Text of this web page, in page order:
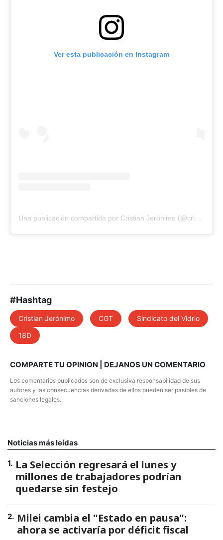
Ver esta publicación en Instagram
Una publicación compartida por Cristian Jerónimo (@cristianjeronimook)
#Hashtag
Cristian Jerónimo CGT
Sindicato del Vidrio
18D
COMPARTE TU OPINION | DEJANOS UN COMENTARIO
Los comentarios publicados son de exclusiva responsabilidad de sus
autores y las consecuencias derivadas de ellos pueden ser pasibles de
sanciones legales.
Noticias más leídas
1. La Selección regresará el lunes y
millones de trabajadores podrían
quedarse sin festejo
2. Milei cambia el "Estado en pausa":
ahora se activaría por déficit fiscal